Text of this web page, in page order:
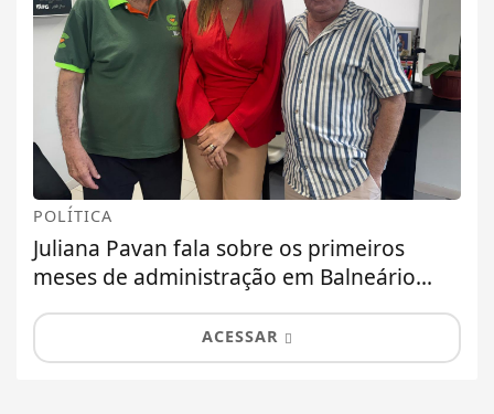
POLÍTICA
Juliana Pavan fala sobre os primeiros
meses de administração em Balneário...
ACESSAR